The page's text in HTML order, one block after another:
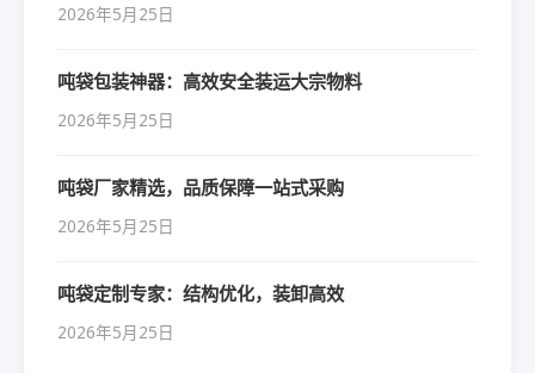
2026年5月25日
吨袋包装神器：高效安全装运大宗物料
2026年5月25日
吨袋厂家精选，品质保障一站式采购
2026年5月25日
吨袋定制专家：结构优化，装卸高效
2026年5月25日